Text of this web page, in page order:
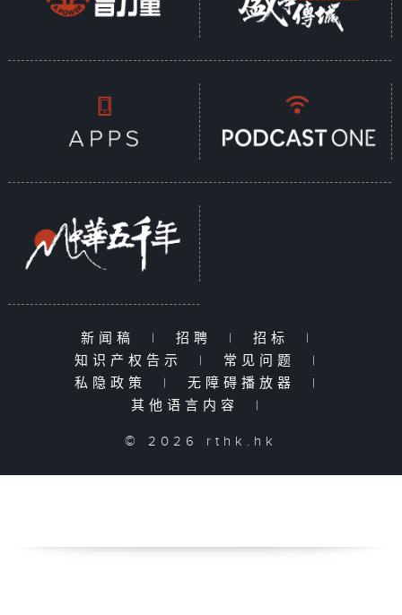
新闻稿 | 招聘 | 招标
|
知识产权告示
| 常见问题
|
私隐政策
| 无障碍播放器
|
其他语言内容
|
© 2026 rthk.hk